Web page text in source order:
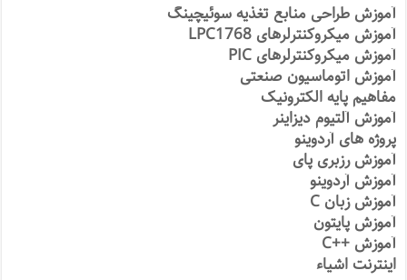
آموزش طراحی منابع تغذیه سوئیچینگ
آموزش میکروکنترلرهای LPC1768
آموزش میکروکنترلرهای PIC
آموزش اتوماسیون صنعتی
مفاهیم پایه الکترونیک
آموزش آلتیوم دیزاینر
پروژه های آردوینو
آموزش رزبری پای
آموزش آردوینو
آموزش زبان C
آموزش پایتون
آموزش ++C
اینترنت اشیاء